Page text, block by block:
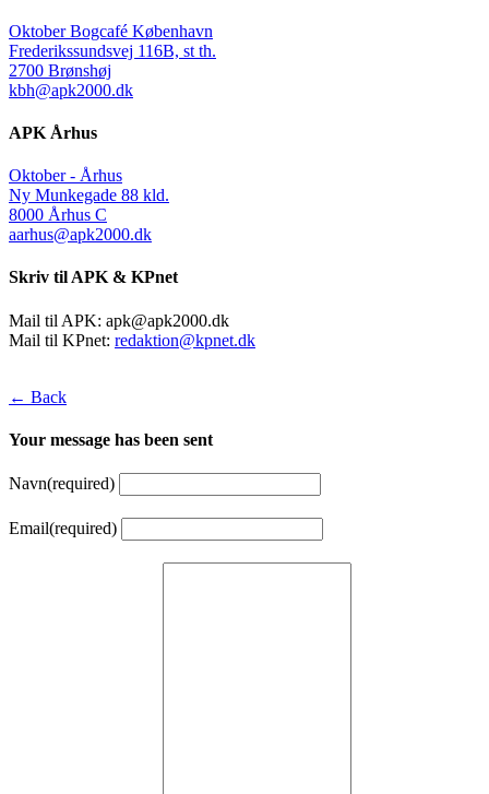
Oktober Bogcafé København
Frederikssundsvej 116B, st th.
2700 Brønshøj
kbh@apk2000.dk
APK Århus
Oktober - Århus
Ny Munkegade 88 kld.
8000 Århus C
aarhus@apk2000.dk
Skriv til APK & KPnet
Mail til APK: apk@apk2000.dk
Mail til KPnet: redaktion@kpnet.dk
← Back
Your message has been sent
Navn(required)
Email(required)